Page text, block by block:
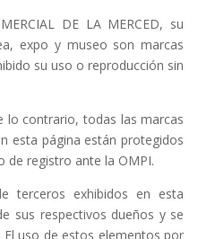
DE LA MERCED, su
expo y museo son marcas
su uso o reproducción sin
lo contrario, todas las marcas
esta página están protegidos
de registro ante la OMPI.
terceros exhibidos en esta
sus respectivos dueños y se
uso de estos elementos por